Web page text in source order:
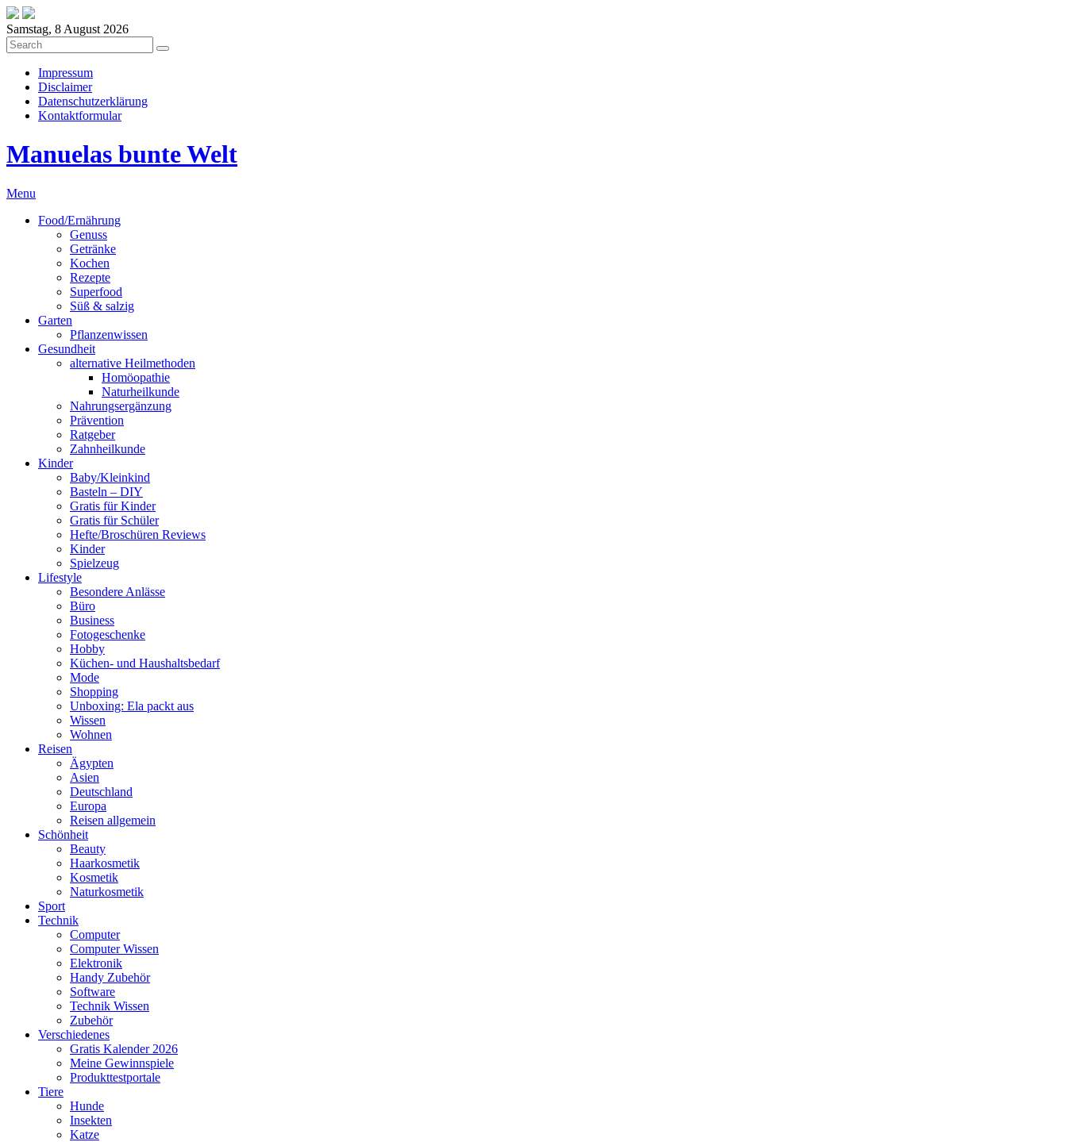
Samstag, 8 August 2026
Impressum
Disclaimer
Datenschutzerklärung
Kontaktformular
Manuelas bunte Welt
Menu
Food/Ernährung
Genuss
Getränke
Kochen
Rezepte
Superfood
Süß & salzig
Garten
Pflanzenwissen
Gesundheit
alternative Heilmethoden
Homöopathie
Naturheilkunde
Nahrungsergänzung
Prävention
Ratgeber
Zahnheilkunde
Kinder
Baby/Kleinkind
Basteln – DIY
Gratis für Kinder
Gratis für Schüler
Hefte/Broschüren Reviews
Kinder
Spielzeug
Lifestyle
Besondere Anlässe
Büro
Business
Fotogeschenke
Hobby
Küchen- und Haushaltsbedarf
Mode
Shopping
Unboxing: Ela packt aus
Wissen
Wohnen
Reisen
Ägypten
Asien
Deutschland
Europa
Reisen allgemein
Schönheit
Beauty
Haarkosmetik
Kosmetik
Naturkosmetik
Sport
Technik
Computer
Computer Wissen
Elektronik
Handy Zubehör
Software
Technik Wissen
Zubehör
Verschiedenes
Gratis Kalender 2026
Meine Gewinnspiele
Produkttestportale
Tiere
Hunde
Insekten
Katze